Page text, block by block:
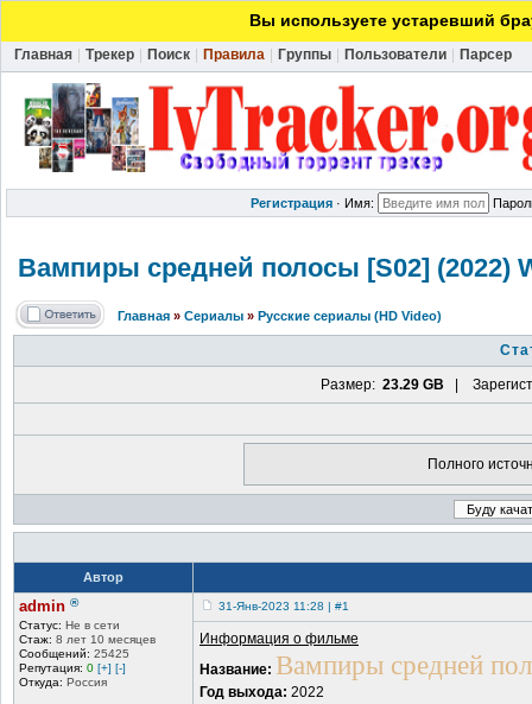
Вы используете устаревший
Главная Трекер Поиск Правила Группы Пользователи Парсер
Регистрация · Имя:
Вампиры средней полосы [S02] (2022)
Главная » Сериалы » Русские сериалы (HD Video)
Размер: 23.29 GB |
Полного
Автор
admin ®
Статус: Не в сети
Стаж: 8 лет 10 месяцев
Сообщений: 25425
Репутация: 0 [+] [-]
Откуда: Россия
31-Янв-2023 11:28 | #1
Информация о фильме
Название: Вампиры средней
Год выхода: 2022